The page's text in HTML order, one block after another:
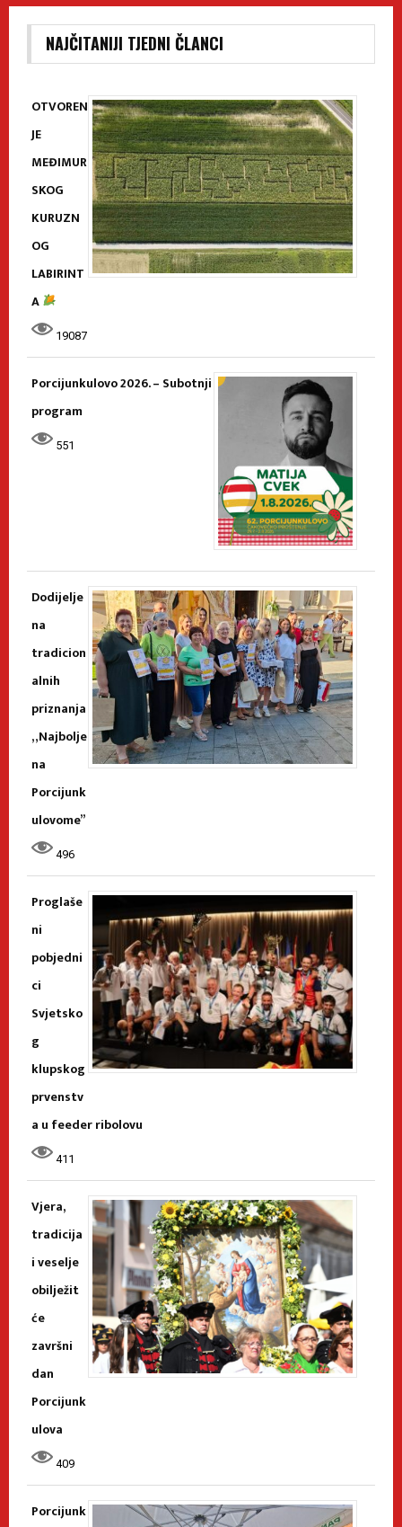
NAJČITANIJI TJEDNI ČLANCI
OTVOREN
JE
MEĐIMUR
SKOG
KURUZN
OG
LABIRINT
A
19087
Porcijunkulovo 2026. – Subotnji
program
551
Dodijelje
na
tradicion
alnih
priznanja
„Najbolje
na
Porcijunk
ulovome”
496
Proglaše
ni
pobjedni
ci
Svjetsko
g
klupskog
prvenstv
a u feeder ribolovu
411
Vjera,
tradicija
i veselje
obilježit
će
završni
dan
Porcijunk
ulova
409
Porcijunk